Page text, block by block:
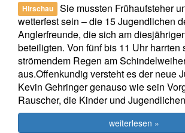
Hirschau
Sie mussten Frühaufsteher
wetterfest sein – die 15 Jugendlichen
Anglerfreunde, die sich am
beteiligten. Von fünf bis 11 Uhr harrten
strömendem Regen am
aus.Offenkundig versteht es der neue
Kevin Gehringer genauso wie sein
Rauscher, die Kinder und
weiterlesen »